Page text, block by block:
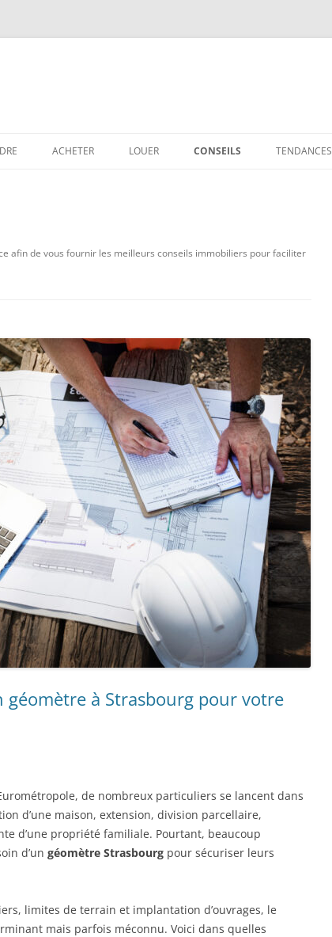
ACHETER LOUER CONSEILS TENDANCES
afin de vous fournir les meilleurs conseils immobiliers pour faciliter
géomètre à Strasbourg pour votre
de nombreux particuliers se lancent dans
d’une maison, extension, division parcellaire,
d’une propriété familiale. Pourtant, beaucoup
d’un géomètre Strasbourg pour sécuriser leurs
limites de terrain et implantation d’ouvrages, le
mais parfois méconnu. Voici dans quelles